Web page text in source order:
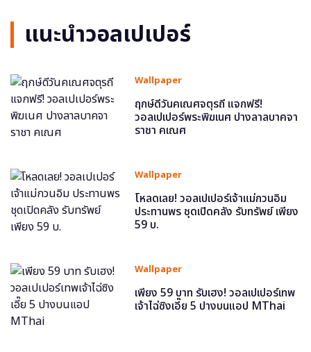
แนะนำวอลเปเปอร์
Wallpaper
ฤกษ์ดีวันคเณศจตุรถี แจกฟรี!
วอลเปเปอร์พระพิฆเนศ ปางลาลบาคจา
ราชา คเณศ
Wallpaper
โหลดเลย! วอลเปเปอร์เจ้าแม่กวนอิม
ประทานพร ชุดเปิดคลัง รับทรัพย์ เพียง
59 บ.
Wallpaper
เพียง 59 บาท รับเฮง! วอลเปเปอร์เทพ
เจ้าไฉ่ซิงเอี๊ย 5 ปางบนแอป MThai